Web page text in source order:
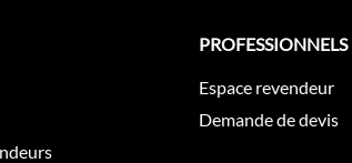
PROFESSIONNELS
Espace revendeur
Demande de devis